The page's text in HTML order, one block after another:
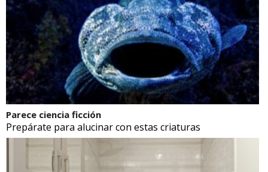
Parece ciencia ficción
Prepárate para alucinar con estas criaturas